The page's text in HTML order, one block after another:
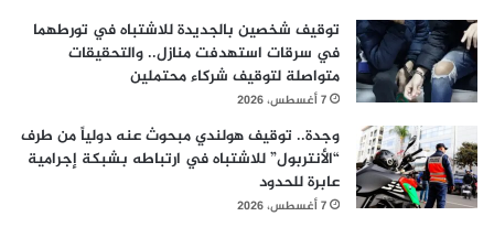
توقيف شخصين بالجديدة للاشتباه في تورطهما
في سرقات استهدفت منازل.. والتحقيقات
متواصلة لتوقيف شركاء محتملين
7 أغسطس، 2026
وجدة.. توقيف هولندي مبحوث عنه دولياً من طرف
“الأنتربول” للاشتباه في ارتباطه بشبكة إجرامية
عابرة للحدود
7 أغسطس، 2026